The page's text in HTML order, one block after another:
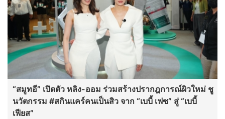
“สมูทอี” เปิดตัว หลิง-ออม ร่วมสร้างปรากฎการณ์ผิวใหม่ ชู
นวัตกรรม #สกินแคร์คนเป็นสิว จาก “เบบี้ เฟซ” สู่ “เบบี้
เฟียส”